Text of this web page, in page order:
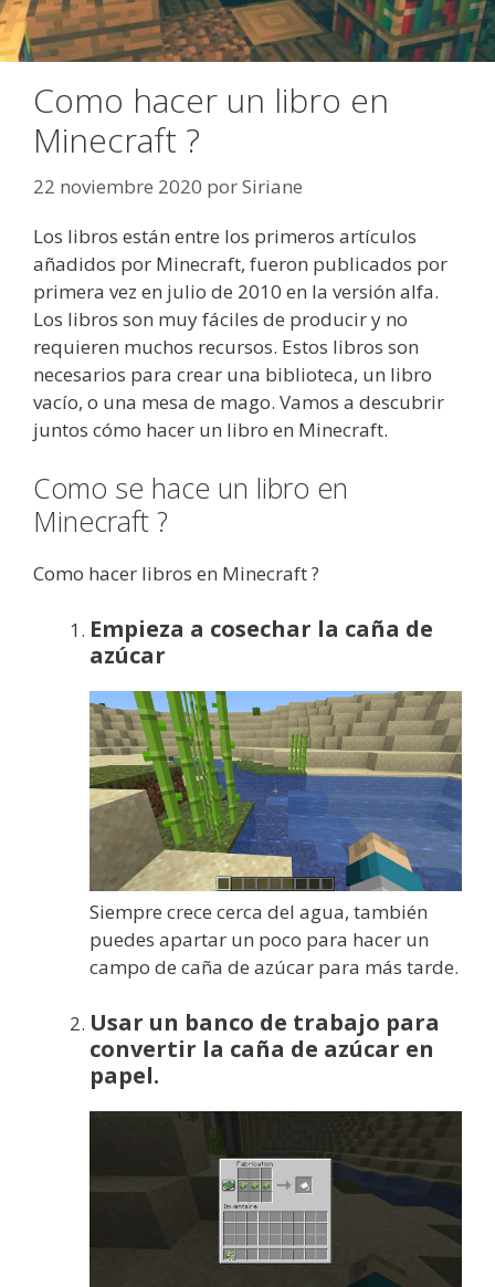
Como hacer un libro en
Minecraft ?
22 noviembre 2020 porSiriane
Los libros están entre los primeros artículos
añadidos por Minecraft, fueron publicados por
primera vez en julio de 2010 en la versión alfa.
Los libros son muy fáciles de producir y no
requieren muchos recursos. Estos libros son
necesarios para crear una biblioteca, un libro
vacío, o una mesa de mago. Vamos a descubrir
juntos cómo hacer un libro en Minecraft.
Como se hace un libro en
Minecraft ?
Como hacer libros en Minecraft ?
Empieza a cosechar la caña de
azúcar
Siempre crece cerca del agua, también
puedes apartar un poco para hacer un
campo de caña de azúcar para más tarde.
Usar un banco de trabajo para
convertir la caña de azúcar en
papel.